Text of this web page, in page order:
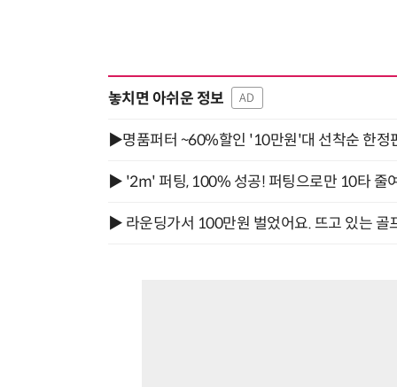
놓치면 아쉬운 정보 AD
▶명품퍼터 ~60%할인 '10만원'대 선착순 한정
▶ '2m' 퍼팅, 100% 성공! 퍼팅으로만 10타 줄
▶ 라운딩가서 100만원 벌었어요. 뜨고 있는 골